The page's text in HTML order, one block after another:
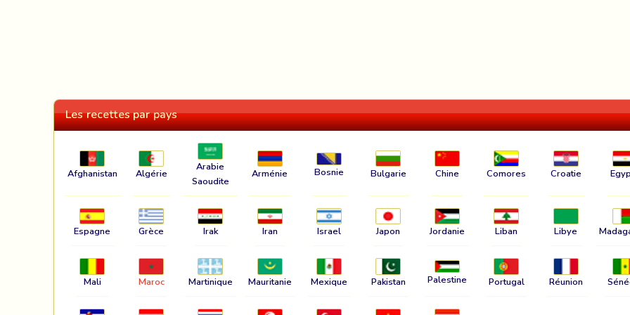
Les recettes par pays
Afghanistan Algérie
Arabie
Saoudite
Arménie Bosnie Bulgarie Chine Comores Croatie
Espagne Grèce Irak Iran Israel Japon Jordanie Liban Libye
Mali Maroc Martinique Mauritanie Mexique Pakistan Palestine Portugal Réunion